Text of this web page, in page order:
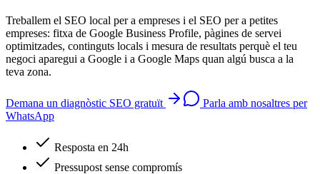
Treballem el SEO local per a empreses i el SEO per a petites
empreses: fitxa de Google Business Profile, pàgines de servei
optimitzades, continguts locals i mesura de resultats perquè el teu
negoci aparegui a Google i a Google Maps quan algú busca a la
teva zona.
Demana un diagnòstic SEO gratuït
Parla amb nosaltres per
WhatsApp
Resposta en 24h
Pressupost sense compromís